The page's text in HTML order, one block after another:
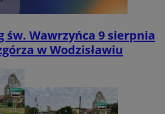
św. Wawrzyńca 9 sierpnia
w Wodzisławiu